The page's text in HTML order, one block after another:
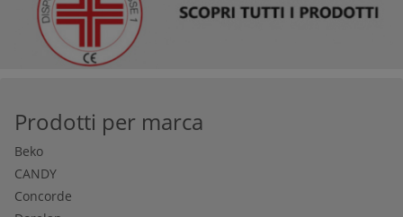
Spazio disponibile:
installare il letto e valuta se hai bisogno di un
modello singolo o a castello.
quotidianamente, opta per un modello con
apertura assistita e materasso ergonomico.
integrino con il resto della stanza.
Prodotti per marca
Beko
CANDY
Concorde